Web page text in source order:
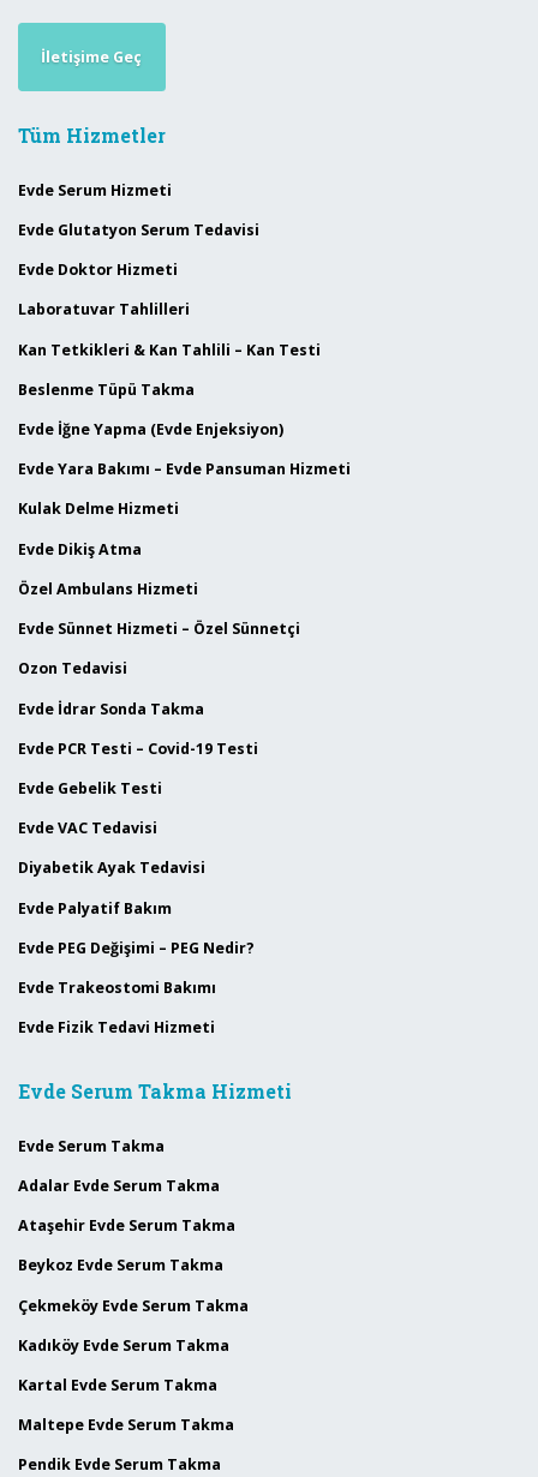
İletişime Geç
Tüm Hizmetler
Evde Serum Hizmeti
Evde Glutatyon Serum Tedavisi
Evde Doktor Hizmeti
Laboratuvar Tahlilleri
Kan Tetkikleri & Kan Tahlili – Kan Testi
Beslenme Tüpü Takma
Evde İğne Yapma (Evde Enjeksiyon)
Evde Yara Bakımı – Evde Pansuman Hizmeti
Kulak Delme Hizmeti
Evde Dikiş Atma
Özel Ambulans Hizmeti
Evde Sünnet Hizmeti – Özel Sünnetçi
Ozon Tedavisi
Evde İdrar Sonda Takma
Evde PCR Testi – Covid-19 Testi
Evde Gebelik Testi
Evde VAC Tedavisi
Diyabetik Ayak Tedavisi
Evde Palyatif Bakım
Evde PEG Değişimi – PEG Nedir?
Evde Trakeostomi Bakımı
Evde Fizik Tedavi Hizmeti
Evde Serum Takma Hizmeti
Evde Serum Takma
Adalar Evde Serum Takma
Ataşehir Evde Serum Takma
Beykoz Evde Serum Takma
Çekmeköy Evde Serum Takma
Kadıköy Evde Serum Takma
Kartal Evde Serum Takma
Maltepe Evde Serum Takma
Pendik Evde Serum Takma